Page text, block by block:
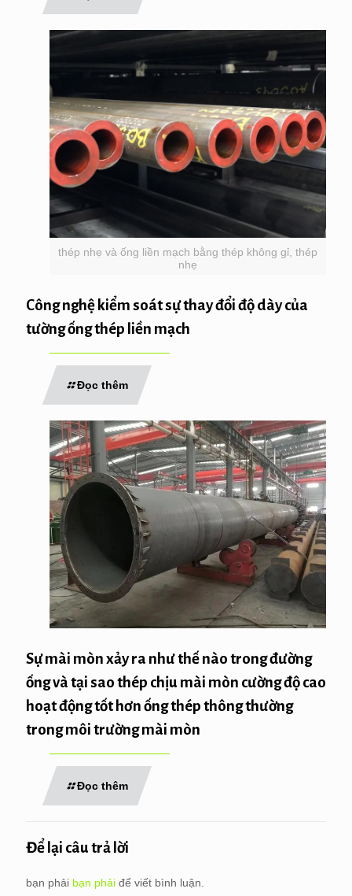
thép nhẹ và ống liền mạch bằng thép không gỉ, thép
nhẹ
Công nghệ kiểm soát sự thay đổi độ dày của
tường ống thép liền mạch
Đọc thêm
Sự mài mòn xảy ra như thế nào trong đường
ống và tại sao thép chịu mài mòn cường độ cao
hoạt động tốt hơn ống thép thông thường
trong môi trường mài mòn
Đọc thêm
Để lại câu trả lời
bạn phải bạn phải để viết bình luận.